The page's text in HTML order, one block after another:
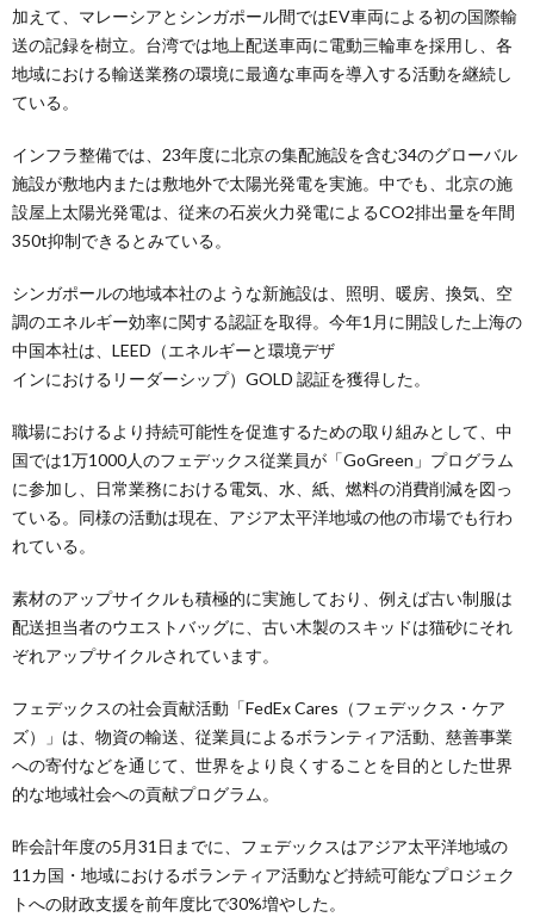
加えて、マレーシアとシンガポール間ではEV車両による初の国際輸
送の記録を樹立。台湾では地上配送車両に電動三輪車を採用し、各
地域における輸送業務の環境に最適な車両を導入する活動を継続し
ている。
インフラ整備では、23年度に北京の集配施設を含む34のグローバル
施設が敷地内または敷地外で太陽光発電を実施。中でも、北京の施
設屋上太陽光発電は、従来の石炭火力発電によるCO2排出量を年間
350t抑制できるとみている。
シンガポールの地域本社のような新施設は、照明、暖房、換気、空
調のエネルギー効率に関する認証を取得。今年1月に開設した上海の
中国本社は、LEED（エネルギーと環境デザ
インにおけるリーダーシップ）GOLD 認証を獲得した。
職場におけるより持続可能性を促進するための取り組みとして、中
国では1万1000人のフェデックス従業員が「GoGreen」プログラム
に参加し、日常業務における電気、水、紙、燃料の消費削減を図っ
ている。同様の活動は現在、アジア太平洋地域の他の市場でも行わ
れている。
素材のアップサイクルも積極的に実施しており、例えば古い制服は
配送担当者のウエストバッグに、古い木製のスキッドは猫砂にそれ
ぞれアップサイクルされています。
フェデックスの社会貢献活動「FedEx Cares（フェデックス・ケア
ズ）」は、物資の輸送、従業員によるボランティア活動、慈善事業
への寄付などを通じて、世界をより良くすることを目的とした世界
的な地域社会への貢献プログラム。
昨会計年度の5月31日までに、フェデックスはアジア太平洋地域の
11カ国・地域におけるボランティア活動など持続可能なプロジェク
トへの財政支援を前年度比で30%増やした。